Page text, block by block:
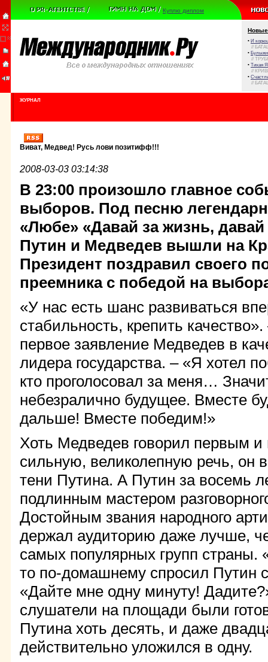
Куплю диплом
Новые
• И
//
•
//
• Тихая
//
•
//
ЖУРНАЛ
Виват, Медвед! Русь лови позитифф!!!
2008-03-03 03:14:38
В 23:00 произошло главное
выборов. Под песню
«Любе» «Давай за жизнь,
Путин и Медведев вышли на
Президент поздравил своего
преемника с победой на
«У нас есть шанс развиваться
стабильность, крепить
первое заявление Медведев в
лидера государства. – «Я хотел
кто проголосовал за меня…
небезралично будущее. Вместе
дальше! Вместе победим!»
Хоть Медведев говорил первым и
сильную, великолепную речь, он
тени Путина. А Путин за восемь
подлинным мастером
Достойным звания народного
держал аудиторию даже лучше,
самых популярных групп страны.
то по-домашнему спросил Путин
«Дайте мне одну минуту!
слушатели на площади были
Путина хоть десять, и даже
действительно уложился в одну.